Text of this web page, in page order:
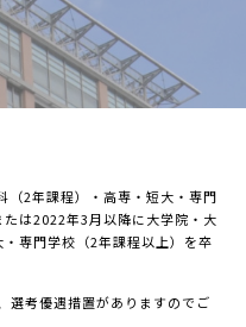
2年課程）・高専・短大・専門
は2022年3月以降に大学院・大
専門学校（2年課程以上）を卒
選考優遇措置がありますのでご